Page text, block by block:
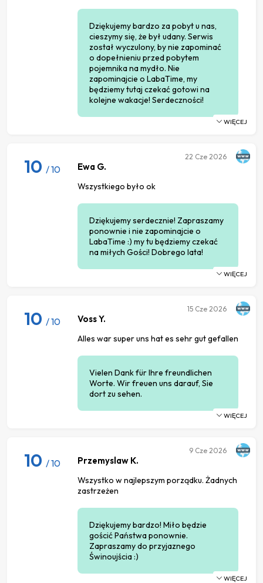
Dziękujemy bardzo za pobyt u nas,
cieszymy się, że był udany. Serwis
został wyczulony, by nie zapominać
o dopełnieniu przed pobytem
pojemnika na mydło. Nie
zapominajcie o LabaTime, my
będziemy tutaj czekać gotowi na
kolejne wakacje! Serdeczności!
WIĘCEJ
10 / 10 Ewa G.
Wszystkiego było ok
Dziękujemy serdecznie! Zapraszamy
ponownie i nie zapominajcie o
LabaTime :) my tu będziemy czekać
na miłych Gości! Dobrego lata!
22 Cze 2026
WIĘCEJ
10 / 10 Voss Y.
Alles war super uns hat es sehr gut gefallen
Vielen Dank für Ihre freundlichen
Worte. Wir freuen uns darauf, Sie
dort zu sehen.
15 Cze 2026
WIĘCEJ
10 / 10 Przemyslaw K.
Wszystko w najlepszym porządku. Żadnych
zastrzeżen
Dziękujemy bardzo! Miło będzie
gościć Państwa ponownie.
Zapraszamy do przyjaznego
Świnoujścia :)
9 Cze 2026
WIĘCEJ